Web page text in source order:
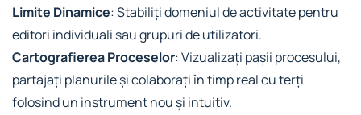
Limite Dinamice: Stabiliți domeniul de activitate pentru
editori individuali sau grupuri de utilizatori.
Cartografierea Proceselor: Vizualizați pașii procesului,
partajați planurile și colaborați în timp real cu terți
folosind un instrument nou și intuitiv.